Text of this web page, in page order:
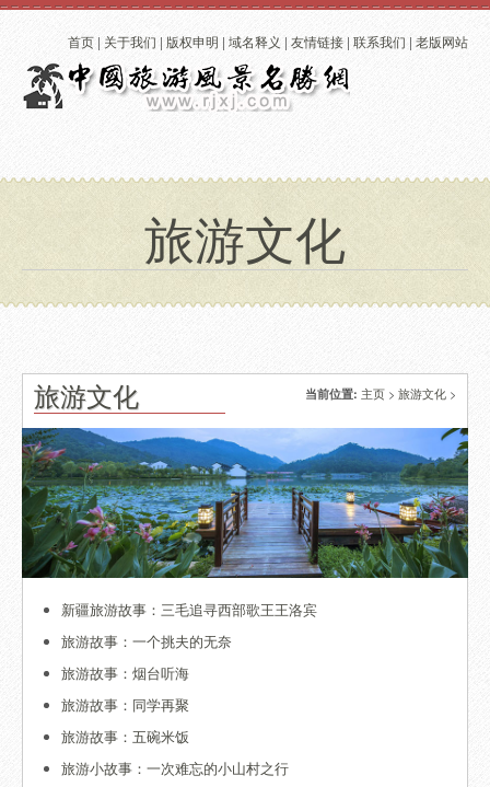
首页 | 关于我们 | 版权申明 | 域名释义 | 友情链接 | 联系我们 | 老版网站
旅游文化
旅游文化 当前位置: 主页 > 旅游文化 >
新疆旅游故事：三毛追寻西部歌王王洛宾
旅游故事：一个挑夫的无奈
旅游故事：烟台听海
旅游故事：同学再聚
旅游故事：五碗米饭
旅游小故事：一次难忘的小山村之行